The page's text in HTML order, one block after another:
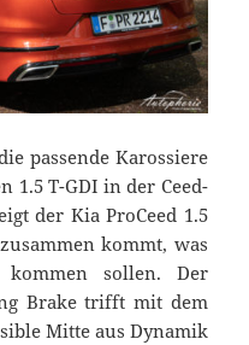
passende Karossiere
1.5 T-GDI in der Ceed-
der Kia ProCeed 1.5
kommt, was
sollen. Der
Brake trifft mit dem
Mitte aus Dynamik